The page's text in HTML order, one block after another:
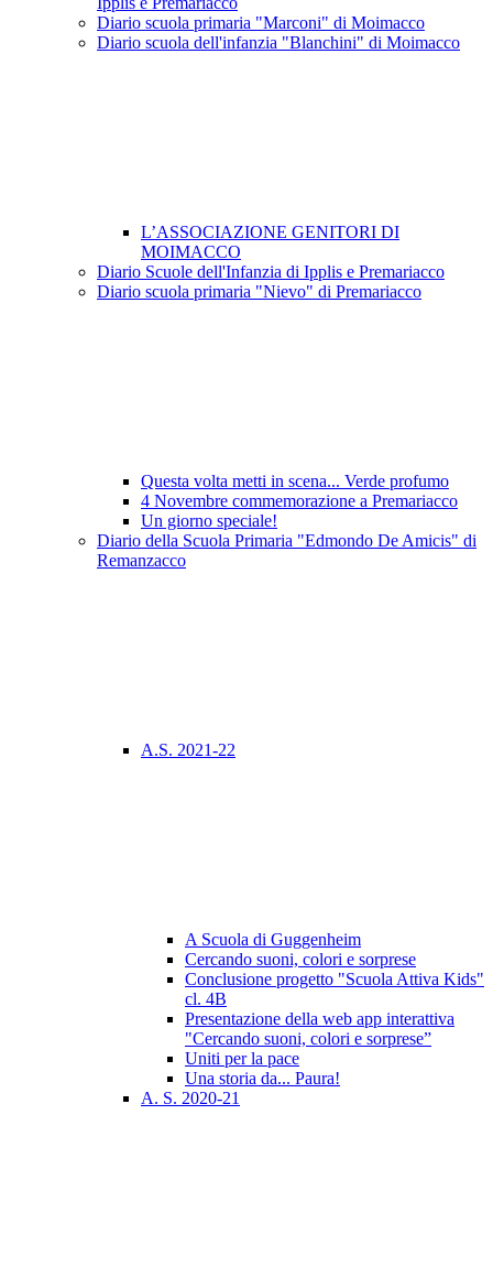
Diario scuola primaria "Marconi" di Moimacco
Diario scuola dell'infanzia "Blanchini" di Moimacco
L’ASSOCIAZIONE GENITORI DI
MOIMACCO
Diario Scuole dell'Infanzia di Ipplis e Premariacco
Diario scuola primaria "Nievo" di Premariacco
Questa volta metti in scena... Verde profumo
4 Novembre commemorazione a Premariacco
Un giorno speciale!
Diario della Scuola Primaria "Edmondo De Amicis" di
Remanzacco
A.S. 2021-22
A Scuola di Guggenheim
Cercando suoni, colori e sorprese
Conclusione progetto "Scuola Attiva Kids"
cl. 4B
Presentazione della web app interattiva
"Cercando suoni, colori e sorprese”
Uniti per la pace
Una storia da... Paura!
A. S. 2020-21